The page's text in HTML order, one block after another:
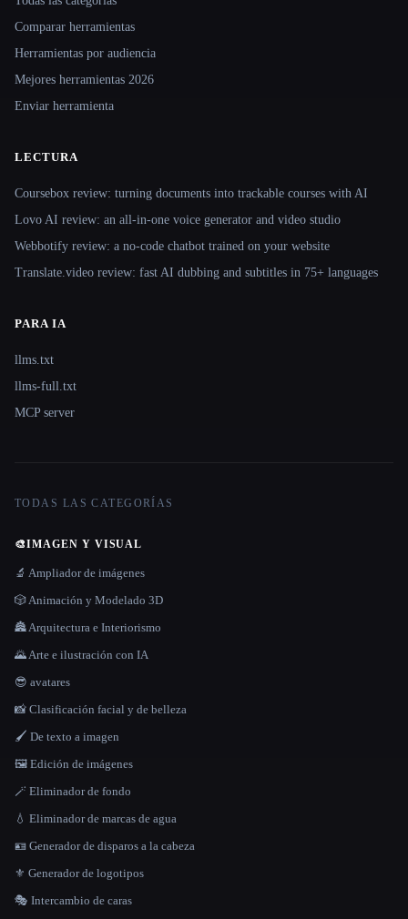
Comparar herramientas
Herramientas por audiencia
Mejores herramientas 2026
Enviar herramienta
LECTURA
Coursebox review: turning documents into trackable courses with AI
Lovo AI review: an all-in-one voice generator and video studio
Webbotify review: a no-code chatbot trained on your website
Translate.video review: fast AI dubbing and subtitles in 75+ languages
PARA IA
llms.txt
llms-full.txt
MCP server
TODAS LAS CATEGORÍAS
🎨IMAGEN Y VISUAL
🔬 Ampliador de imágenes
🎲 Animación y Modelado 3D
🏯 Arquitectura e Interiorismo
🌄 Arte e ilustración con IA
😎 avatares
📸 Clasificación facial y de belleza
🖌️ De texto a imagen
🖼️ Edición de imágenes
🪄 Eliminador de fondo
💧 Eliminador de marcas de agua
🪪 Generador de disparos a la cabeza
⚜️ Generador de logotipos
🎭 Intercambio de caras